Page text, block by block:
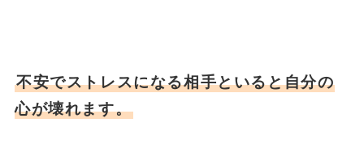
不安でストレスになる相手といると自分の
心が壊れます。